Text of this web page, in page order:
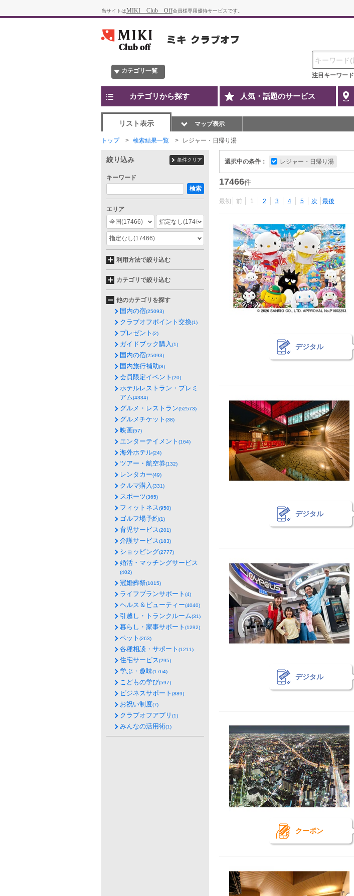
当サイトはMIKI Club Off会員様専用優待サービスです。
カテゴリ一覧
注目キーワード
カテゴリから探す 人気・話題のサービス
リスト表示 マップ表示
トップ 検索結果一覧 レジャー・日帰り湯
選択中の条件： レジャー・日帰り湯
17466件
最初 前 1 2 3 4 5 次 最後
デジタル
デジタル
デジタル
クーポン
絞り込み 条件クリア
キーワード
検索
エリア
全国(17466) 指定なし(17466)
指定なし(17466)
利用方法で絞り込む
カテゴリで絞り込む
他のカテゴリを探す
国内の宿(25093)
クラブオフポイント交換(1)
プレゼント (2)
ガイドブック購入(1)
国内の宿(25093)
国内旅行補助(8)
会員限定イベント (20)
ホテルレストラン・プレミ
アム(4334)
グルメ・レストラン(52573)
グルメチケット (38)
映画(57)
エンターテイメント (164)
海外ホテル(24)
ツアー・航空券(132)
レンタカー(49)
クルマ購入(331)
スポーツ(365)
フィットネス(950)
ゴルフ場予約(1)
育児サービス(201)
介護サービス(183)
ショッピング(2777)
婚活・マッチングサービス
(402)
冠婚葬祭(1015)
ライフプランサポート (4)
ヘルス＆ビューティー(4040)
引越し・トランクルーム(31)
暮らし・家事サポート (1292)
ペット (263)
各種相談・サポート (1211)
住宅サービス(295)
学ぶ・趣味(1764)
こどもの学び(597)
ビジネスサポート (889)
お祝い制度(7)
クラブオフアプリ (1)
みんなの活用術(1)